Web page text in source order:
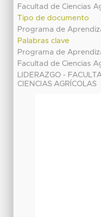
Facultad de Ciencias
Tipo de documento
Programa de
Palabras clave
Programa de
Facultad de Ciencias
LIDERAZGO -
CIENCIAS AGRÍCOLAS